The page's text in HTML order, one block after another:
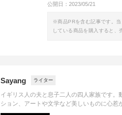
公開日： 2023/05/21
※商品PRを含む記事です。
している商品を購入すると、
Sayang ライター
イギリス人の夫と息子二人の四人家族です
ション、アートや文学など美しいものに心惹